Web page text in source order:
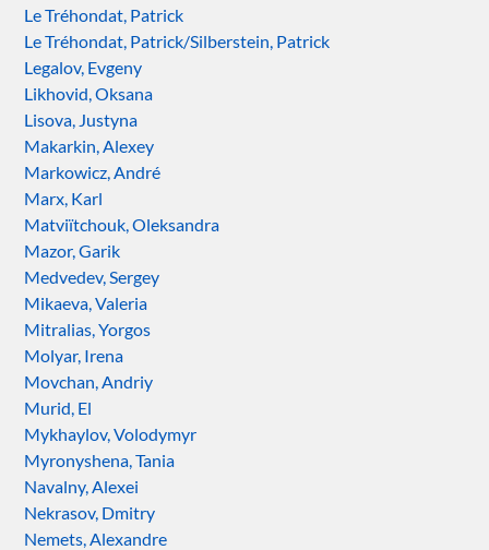
Le Tréhondat, Patrick
Le Tréhondat, Patrick/Silberstein, Patrick
Legalov, Evgeny
Likhovid, Oksana
Lisova, Justyna
Makarkin, Alexey
Markowicz, André
Marx, Karl
Matviïtchouk, Oleksandra
Mazor, Garik
Medvedev, Sergey
Mikaeva, Valeria
Mitralias, Yorgos
Molyar, Irena
Movchan, Andriy
Murid, El
Mykhaylov, Volodymyr
Myronyshena, Tania
Navalny, Alexei
Nekrasov, Dmitry
Nemets, Alexandre